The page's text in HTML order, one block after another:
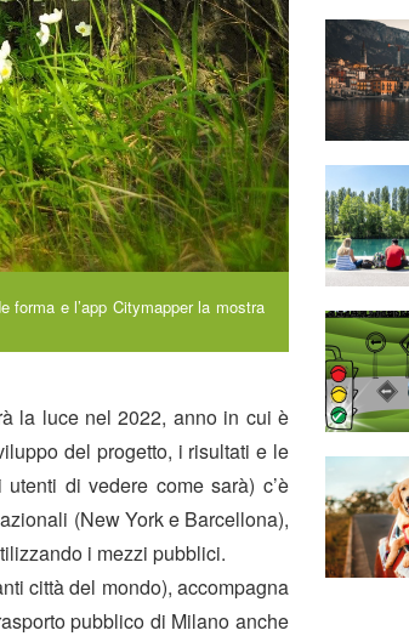
forma e l’app Citymapper la mostra
la luce nel 2022, anno in cui è
del progetto, i risultati e le
di vedere come sarà) c’è
(New York e Barcellona),
i mezzi pubblici.
città del mondo), accompagna
pubblico di Milano anche